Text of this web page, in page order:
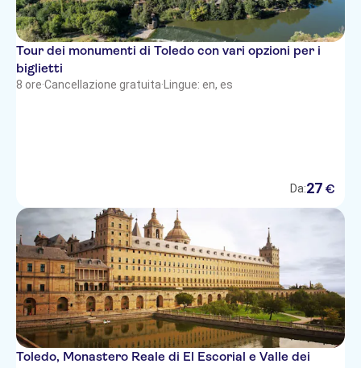
Tour dei monumenti di Toledo con vari opzioni per i
biglietti
8 ore·Cancellazione gratuita· Lingue: en, es
Da:27 €
Toledo, Monastero Reale di El Escorial e Valle dei